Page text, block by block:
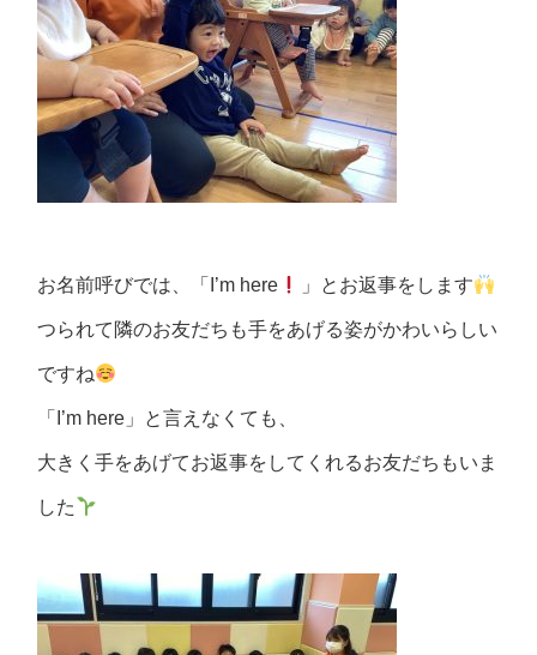
お名前呼びでは、「I’m here 」とお返事をします
つられて隣のお友だちも手をあげる姿がかわいらしい
ですね
「I’m here」と言えなくても、
大きく手をあげてお返事をしてくれるお友だちもいま
した